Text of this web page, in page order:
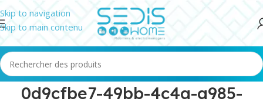
Skip to navigation
Skip to main contenu
0d9cfbe7-49bb-4c4a-a985-